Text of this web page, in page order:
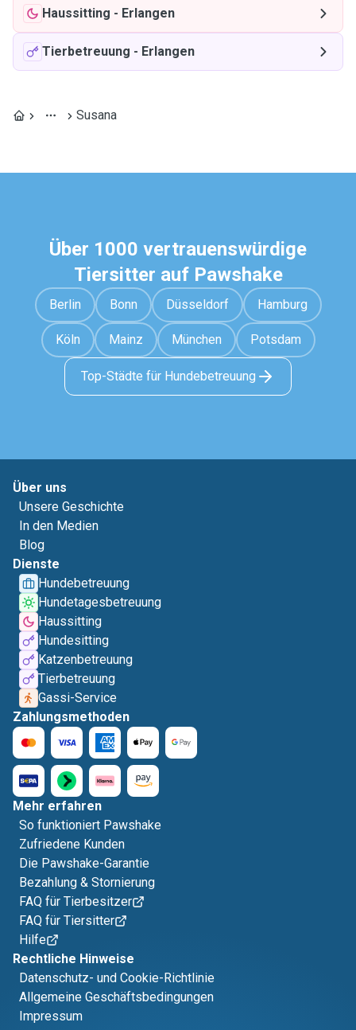
Haussitting - Erlangen
Tierbetreuung - Erlangen
Susana
Über 1000 vertrauenswürdige
Tiersitter auf Pawshake
Berlin Bonn Düsseldorf Hamburg
Köln Mainz München Potsdam
Top-Städte für Hundebetreuung
Über uns
Unsere Geschichte
In den Medien
Blog
Dienste
Hundebetreuung
Hundetagesbetreuung
Haussitting
Hundesitting
Katzenbetreuung
Tierbetreuung
Gassi-Service
Zahlungsmethoden
Mehr erfahren
So funktioniert Pawshake
Zufriedene Kunden
Die Pawshake-Garantie
Bezahlung & Stornierung
FAQ für Tierbesitzer
FAQ für Tiersitter
Hilfe
Rechtliche Hinweise
Datenschutz- und Cookie-Richtlinie
Allgemeine Geschäftsbedingungen
Impressum